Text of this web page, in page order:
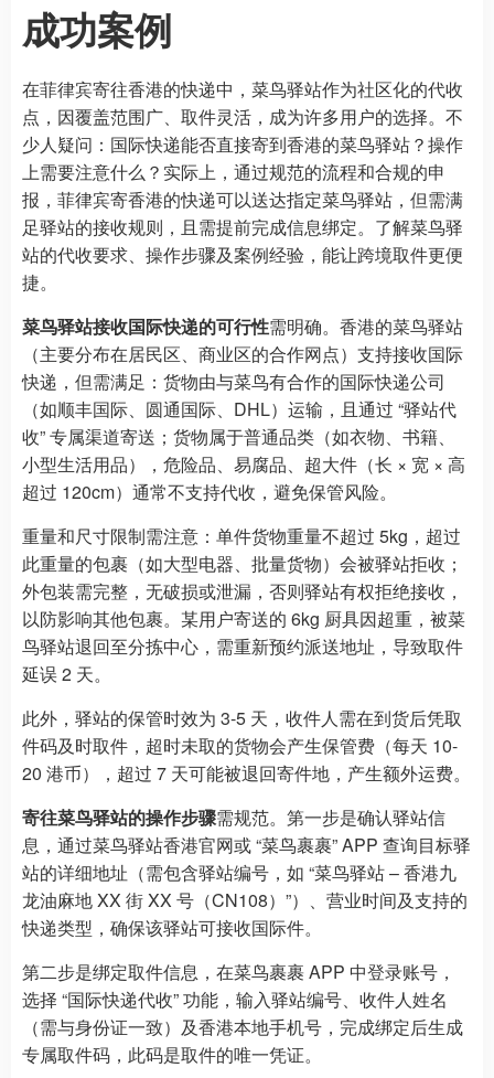
成功案例
在菲律宾寄往香港的快递中，菜鸟驿站作为社区化的代收
点，因覆盖范围广、取件灵活，成为许多用户的选择。不
少人疑问：国际快递能否直接寄到香港的菜鸟驿站？操作
上需要注意什么？实际上，通过规范的流程和合规的申
报，菲律宾寄香港的快递可以送达指定菜鸟驿站，但需满
足驿站的接收规则，且需提前完成信息绑定。了解菜鸟驿
站的代收要求、操作步骤及案例经验，能让跨境取件更便
捷。
菜鸟驿站接收国际快递的可行性需明确。香港的菜鸟驿站
（主要分布在居民区、商业区的合作网点）支持接收国际
快递，但需满足：货物由与菜鸟有合作的国际快递公司
（如顺丰国际、圆通国际、DHL）运输，且通过 “驿站代
收” 专属渠道寄送；货物属于普通品类（如衣物、书籍、
小型生活用品），危险品、易腐品、超大件（长 × 宽 × 高
超过 120cm）通常不支持代收，避免保管风险。
重量和尺寸限制需注意：单件货物重量不超过 5kg，超过
此重量的包裹（如大型电器、批量货物）会被驿站拒收；
外包装需完整，无破损或泄漏，否则驿站有权拒绝接收，
以防影响其他包裹。某用户寄送的 6kg 厨具因超重，被菜
鸟驿站退回至分拣中心，需重新预约派送地址，导致取件
延误 2 天。
此外，驿站的保管时效为 3-5 天，收件人需在到货后凭取
件码及时取件，超时未取的货物会产生保管费（每天 10-
20 港币），超过 7 天可能被退回寄件地，产生额外运费。
寄往菜鸟驿站的操作步骤需规范。第一步是确认驿站信
息，通过菜鸟驿站香港官网或 “菜鸟裹裹” APP 查询目标驿
站的详细地址（需包含驿站编号，如 “菜鸟驿站 – 香港九
龙油麻地 XX 街 XX 号（CN108）”）、营业时间及支持的
快递类型，确保该驿站可接收国际件。
第二步是绑定取件信息，在菜鸟裹裹 APP 中登录账号，
选择 “国际快递代收” 功能，输入驿站编号、收件人姓名
（需与身份证一致）及香港本地手机号，完成绑定后生成
专属取件码，此码是取件的唯一凭证。